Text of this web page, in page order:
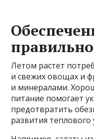
Летом растет
и свежих овощах и
и минералами.
питание помогает
предотвратить
развития